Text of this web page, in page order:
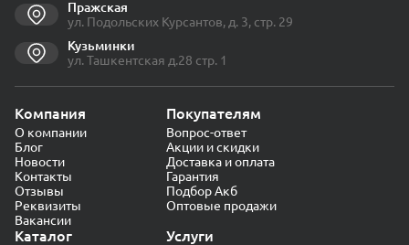
Пражская
ул. Подольских Курсантов, д. 3, стр. 29
Кузьминки
ул. Ташкентская д.28 стр. 1
Компания
О компании
Блог
Новости
Контакты
Отзывы
Реквизиты
Вакансии
Покупателям
Вопрос-ответ
Акции и скидки
Доставка и оплата
Гарантия
Подбор Акб
Оптовые продажи
Каталог Услуги